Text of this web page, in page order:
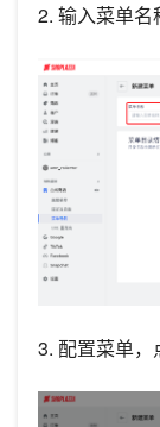
2. 输入菜单名
3. 配置菜单，